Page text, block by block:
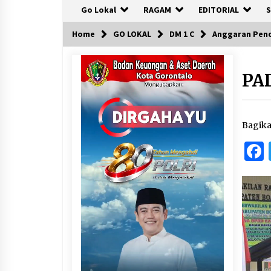
Go Lokal RAGAM EDITORIAL
Home GO LOKAL DM 1 C Anggaran